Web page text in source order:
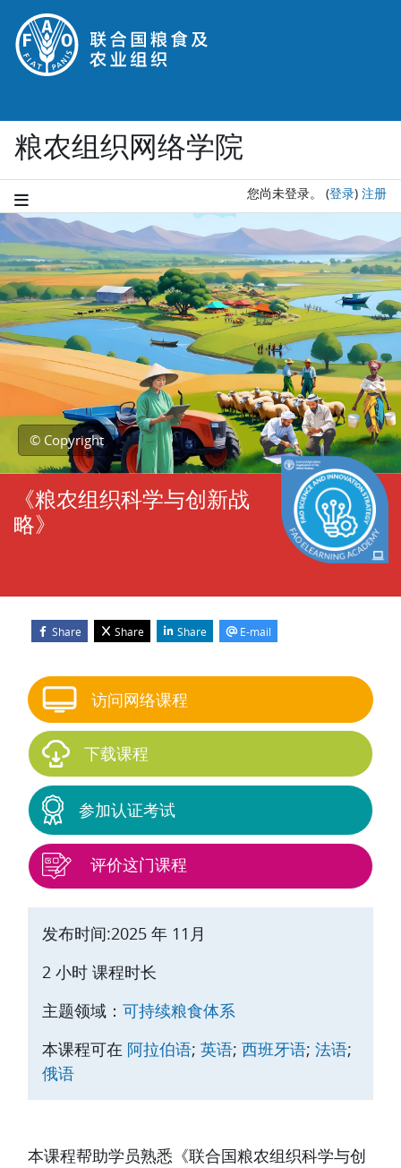
跳到主要内容
粮农组织网络学院
您尚未登录。 (登录) 注册
© Copyright
《粮农组织科学与创新战
略》
主题目录
本课程帮助学员熟悉《联合国粮农组织科学与创
Share Share Share E-mail
发布时间:2025 年 11月
2 小时 课程时长
主题领域： 可持续粮食体系
本课程可在 阿拉伯语; 英语; 西班牙语; 法语;
俄语
访问网络课程
下载课程
参加认证考试
评价这门课程